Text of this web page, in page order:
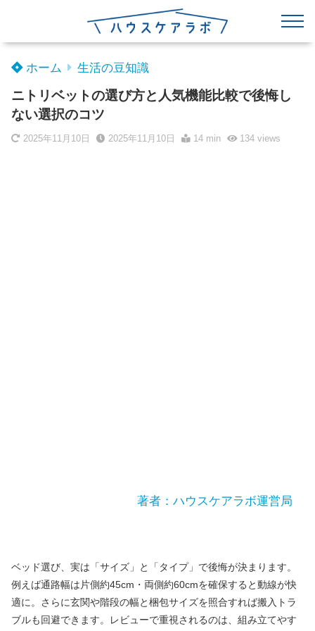
ホーム 生活の豆知識
ニトリベットの選び方と人気機能比較で後悔し
ない選択のコツ
2025年11月10日 2025年11月10日 14 min 134views
著者：ハウスケアラボ運営局
ベッド選び、実は「サイズ」と「タイプ」で後悔が決まります。
例えば通路幅は片側約45cm・両側約60cmを確保すると動線が快
適に。さらに玄関や階段の幅と梱包サイズを照合すれば搬入トラ
ブルも回避できます。レビューで重視されるのは、組み立てやす